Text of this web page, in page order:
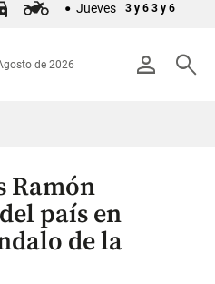
Jueves 3 y 6 3 y 6
person search
de 2026
Ramón
país en
de la